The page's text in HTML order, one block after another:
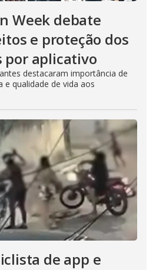
Week debate
e proteção dos
por aplicativo
destacaram importância de
e qualidade de vida aos
de app e